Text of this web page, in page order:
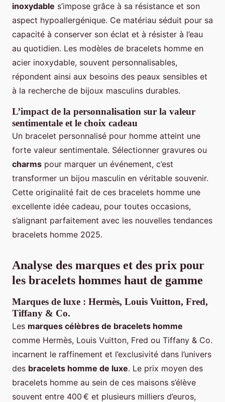
inoxydable s’impose grâce à sa résistance et son
aspect hypoallergénique. Ce matériau séduit pour sa
capacité à conserver son éclat et à résister à l’eau
au quotidien. Les modèles de bracelets homme en
acier inoxydable, souvent personnalisables,
répondent ainsi aux besoins des peaux sensibles et
à la recherche de bijoux masculins durables.
L’impact de la personnalisation sur la valeur
sentimentale et le choix cadeau
Un bracelet personnalisé pour homme atteint une
forte valeur sentimentale. Sélectionner gravures ou
charms pour marquer un événement, c’est
transformer un bijou masculin en véritable souvenir.
Cette originalité fait de ces bracelets homme une
excellente idée cadeau, pour toutes occasions,
s’alignant parfaitement avec les nouvelles tendances
bracelets homme 2025.
Analyse des marques et des prix pour
les bracelets hommes haut de gamme
Marques de luxe : Hermès, Louis Vuitton, Fred,
Tiffany & Co.
Les marques célèbres de bracelets homme
comme Hermès, Louis Vuitton, Fred ou Tiffany & Co.
incarnent le raffinement et l’exclusivité dans l’univers
des bracelets homme de luxe. Le prix moyen des
bracelets homme au sein de ces maisons s’élève
souvent entre 400 € et plusieurs milliers d’euros,